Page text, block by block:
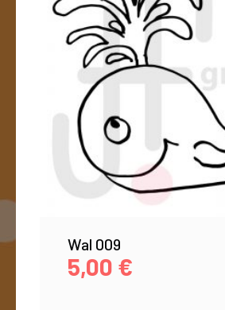
Wal 009
5,00 €